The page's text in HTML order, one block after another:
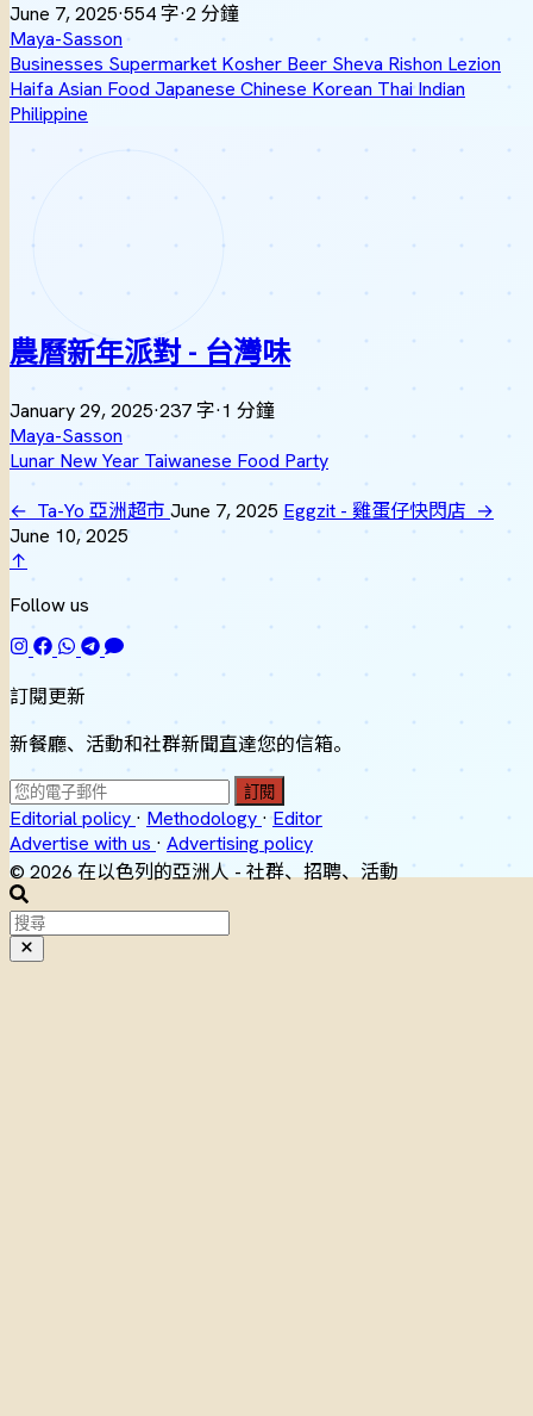
June 7, 2025·554 字·2 分鐘
Maya-Sasson
Businesses Supermarket Kosher Beer Sheva Rishon Lezion
Haifa Asian Food Japanese Chinese Korean ThaiIndian
Philippine
農曆新年派對 - 台灣味
January 29, 2025·237 字·1 分鐘
Maya-Sasson
Lunar New Year Taiwanese Food Party
← Ta-Yo 亞洲超市 June 7, 2025 Eggzit - 雞蛋仔快閃店 →
June 10, 2025
↑
Follow us
訂閱更新
新餐廳、活動和社群新聞直達您的信箱。
訂閱
Editorial policy · Methodology · Editor
Advertise with us · Advertising policy
© 2026 在以色列的亞洲人 - 社群、招聘、活動